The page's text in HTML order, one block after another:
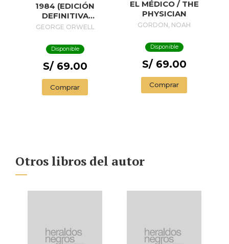
1984 (EDICIÓN
DEFINITIVA
AVALADA POR THE
(EDICIÓN ESPECIAL
LIMITADA CON
CANTOS
(EDITION
ENDORSED BY THE
GEORGE ORWELL
Disponible
S/ 69.00
Comprar
EL MÉDICO / THE
PHYSICIAN
GORDON, NOAH
Disponible
S/ 69.00
Comprar
Otros libros del autor